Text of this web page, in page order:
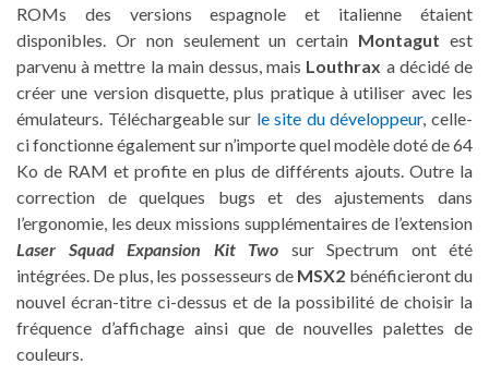
ROMs des versions espagnole et italienne étaient
disponibles. Or non seulement un certain Montagut est
parvenu à mettre la main dessus, mais Louthrax a décidé de
créer une version disquette, plus pratique à utiliser avec les
émulateurs. Téléchargeable sur le site du développeur, celle-
ci fonctionne également sur n’importe quel modèle doté de 64
Ko de RAM et profite en plus de différents ajouts. Outre la
correction de quelques bugs et des ajustements dans
l’ergonomie, les deux missions supplémentaires de l’extension
Laser Squad Expansion Kit Two sur Spectrum ont été
intégrées. De plus, les possesseurs de MSX2 bénéficieront du
nouvel écran-titre ci-dessus et de la possibilité de choisir la
fréquence d’affichage ainsi que de nouvelles palettes de
couleurs.